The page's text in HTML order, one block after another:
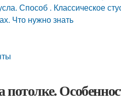
Способ . Классическое
Что нужно знать
потолке.